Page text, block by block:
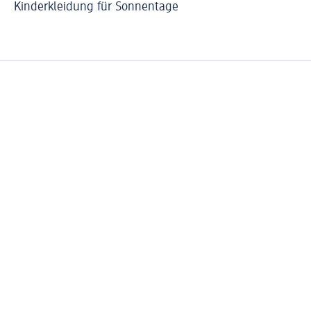
Kinderkleidung für Sonnentage